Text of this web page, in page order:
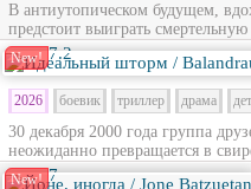
В антиутопическом будущем,
предстоит выиграть
New! 7.2
2026 боевик триллер драма
30 декабря 2000 года группа
неожиданно превращается в
New! 7